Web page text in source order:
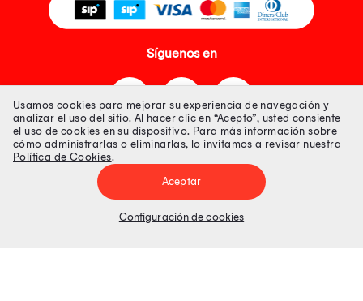
Síguenos en
Tienda 100% Segura
Tiendas Peruanas S.A. R.U.C. Nº 20493020618. Todos los derechos
Precios disponibles solo en www.oechsle.pe. Precios online publicados
Usamos cookies para mejorar su experiencia de navegación y
analizar el uso del sitio. Al hacer clic en “Acepto”, usted consiente
el uso de cookies en su dispositivo. Para más información sobre
cómo administrarlas o eliminarlas, lo invitamos a revisar nuestra
Política de Cookies.
Aceptar
Configuración de cookies